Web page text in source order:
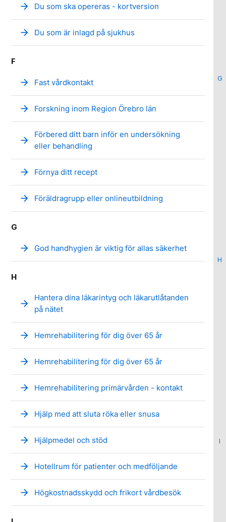
G
H
I
arrow_forward Du som ska opereras - kortversion
arrow_forward Du som är inlagd på sjukhus
F
arrow_forward Fast vårdkontakt
arrow_forward Forskning inom Region Örebro län
arrow_forward
Förbered ditt barn inför en undersökning
eller behandling
arrow_forward Förnya ditt recept
arrow_forward Föräldragrupp eller onlineutbildning
G
arrow_forward God handhygien är viktig för allas säkerhet
H
arrow_forward
Hantera dina läkarintyg och läkarutlåtanden
på nätet
arrow_forward Hemrehabilitering för dig över 65 år
arrow_forward Hemrehabilitering för dig över 65 år
arrow_forward Hemrehabilitering primärvården - kontakt
arrow_forward Hjälp med att sluta röka eller snusa
arrow_forward Hjälpmedel och stöd
arrow_forward Hotellrum för patienter och medföljande
arrow_forward Högkostnadsskydd och frikort vårdbesök